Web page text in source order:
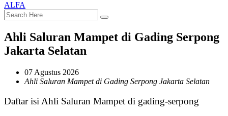
ALFA
Ahli Saluran Mampet di Gading Serpong
Jakarta Selatan
07 Agustus 2026
Ahli Saluran Mampet di Gading Serpong Jakarta Selatan
Daftar isi Ahli Saluran Mampet di gading-serpong